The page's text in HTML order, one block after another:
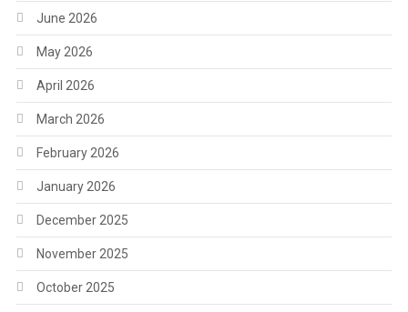
June 2026
May 2026
April 2026
March 2026
February 2026
January 2026
December 2025
November 2025
October 2025